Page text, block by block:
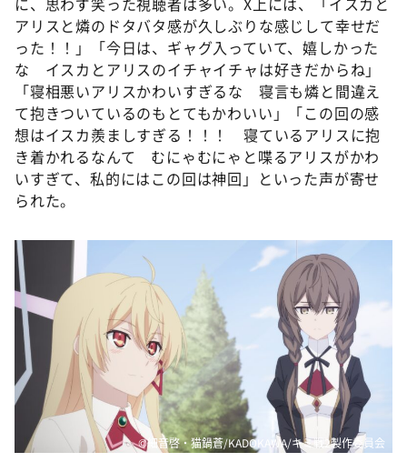
アリスと燐のドタバタ感が久しぶりな感じして幸せだ
った！！」「今日は、ギャグ入っていて、嬉しかった
な イスカとアリスのイチャイチャは好きだからね」
「寝相悪いアリスかわいすぎるな 寝言も燐と間違え
て抱きついているのもとてもかわいい」「この回の感
想はイスカ羨ましすぎる！！！ 寝ているアリスに抱
き着かれるなんて むにゃむにゃと喋るアリスがかわ
いすぎて、私的にはこの回は神回」といった声が寄せ
られた。
©細音啓・猫鍋蒼/KADOKAWA/キミ戦2製作委員会